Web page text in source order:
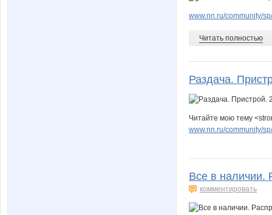
www.nn.ru/community/
Читать полностью
Раздача.
Читайте мою тему
www.nn.ru/community/
Все в наличии.
комментировать